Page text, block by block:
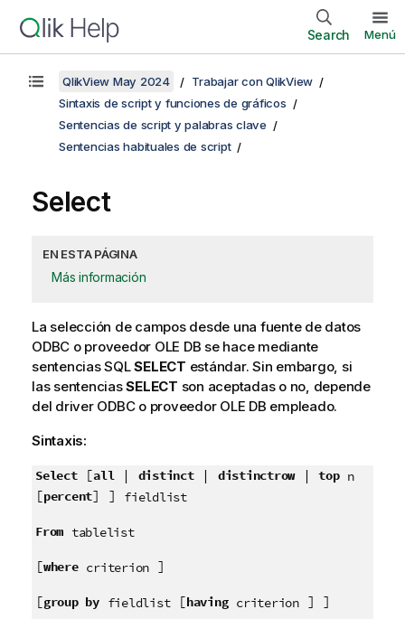
Search Menú
QlikView May 2024
Trabajar con QlikView
Sintaxis de script y funciones de gráficos
Sentencias de script y palabras clave
Sentencias habituales de script
Select
EN ESTA PÁGINA
Más información
La selección de campos desde una fuente de datos
ODBC o proveedor OLE DB se hace mediante
sentencias SQLSELECT estándar. Sin embargo, si
las sentenciasSELECT son aceptadas o no, depende
del driver ODBCo proveedor OLE DB empleado.
Sintaxis:
Select[all| distinct| distinctrow|top n
[percent] ] fieldlist
From tablelist
[where criterion ]
[group by fieldlist[having criterion] ]